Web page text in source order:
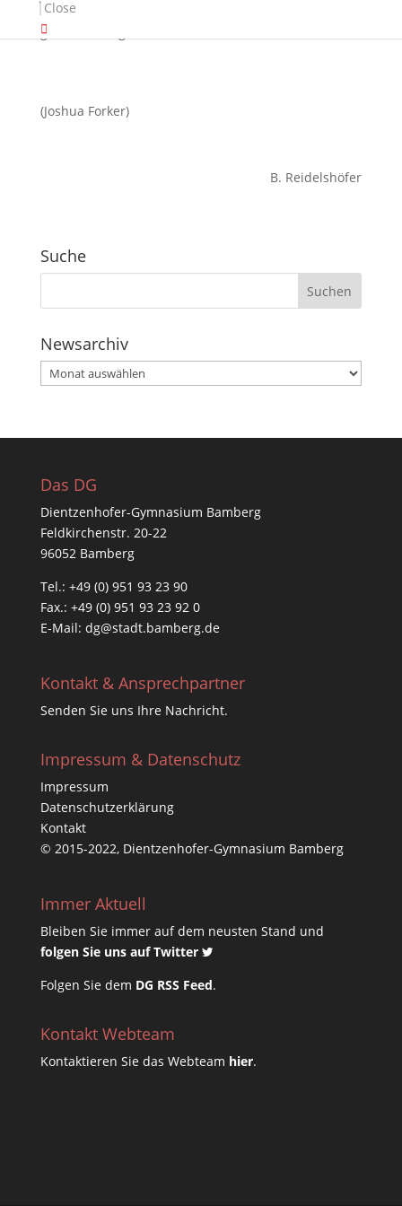
Close
Neueinsteiger in der Erebos Welt ist! Auf alle Fälle
gilt: Unbedingt lesen!
(Joshua Forker)
B. Reidelshöfer
Suche
Newsarchiv
Newsarchiv
Das DG
Dientzenhofer-Gymnasium Bamberg
Feldkirchenstr. 20-22
96052 Bamberg
Tel.: +49 (0) 951 93 23 90
Fax.: +49 (0) 951 93 23 92 0
E-Mail: dg@stadt.bamberg.de
Kontakt & Ansprechpartner
Senden Sie uns Ihre Nachricht.
Impressum & Datenschutz
Impressum
Datenschutzerklärung
Kontakt
© 2015-2022, Dientzenhofer-Gymnasium Bamberg
Immer Aktuell
Bleiben Sie immer auf dem neusten Stand und
folgen Sie uns auf Twitter
Folgen Sie dem DG RSS Feed.
Kontakt Webteam
Kontaktieren Sie das Webteam hier.